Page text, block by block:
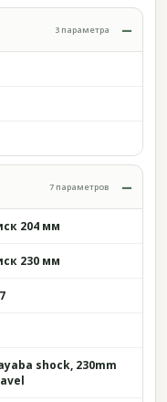
3 параметра
7 параметров
204 мм
230 мм
shock, 230mm